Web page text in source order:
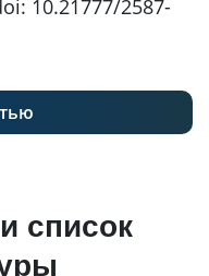
10.21777/2587-
список